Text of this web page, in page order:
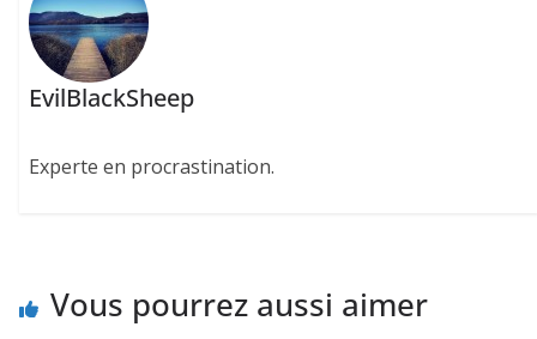
EvilBlackSheep
Experte en procrastination.
Vous pourrez aussi aimer